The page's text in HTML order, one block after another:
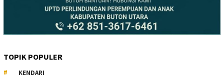
TOPIK POPULER
KENDARI